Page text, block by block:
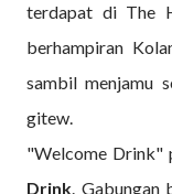
terdapat di The
berhampiran
sambil menjamu
gitew.
"Welcome Drink"
Drink. Gabungan